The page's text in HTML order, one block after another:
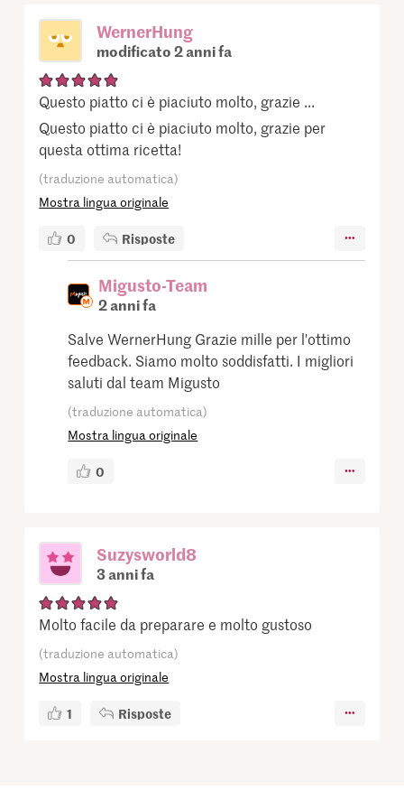
WernerHung
modificato 2 anni fa
Questo piatto ci è piaciuto molto, grazie ...
Questo piatto ci è piaciuto molto, grazie per
questa ottima ricetta!
(traduzione automatica)
Mostra lingua originale
0 Risposte
Migusto-Team
2 anni fa
Salve WernerHung Grazie mille per l'ottimo
feedback. Siamo molto soddisfatti. I migliori
saluti dal team Migusto
(traduzione automatica)
Mostra lingua originale
0
Suzysworld8
3 anni fa
Molto facile da preparare e molto gustoso
(traduzione automatica)
Mostra lingua originale
1 Risposte